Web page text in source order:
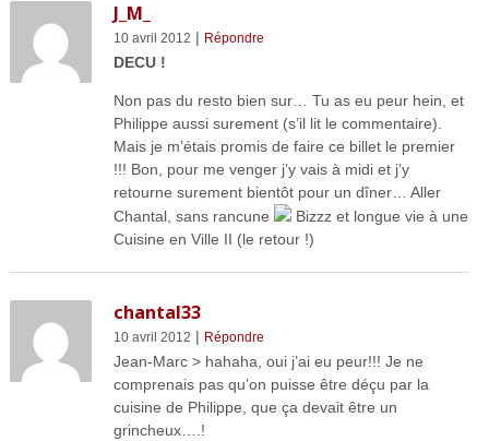
J_M_
10 avril 2012 | Répondre
DECU !
Non pas du resto bien sur… Tu as eu peur hein, et
Philippe aussi surement (s’il lit le commentaire).
Mais je m’étais promis de faire ce billet le premier
!!! Bon, pour me venger j’y vais à midi et j’y
retourne surement bientôt pour un dîner… Aller
Chantal, sans rancune
Bizzz et longue vie à une
Cuisine en Ville II (le retour !)
chantal33
10 avril 2012 | Répondre
Jean-Marc > hahaha, oui j’ai eu peur!!! Je ne
comprenais pas qu’on puisse être déçu par la
cuisine de Philippe, que ça devait être un
grincheux….!